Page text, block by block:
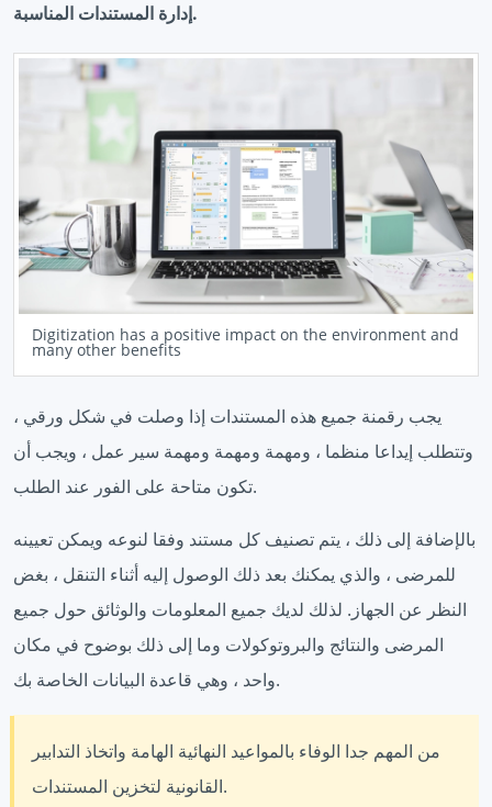
إدارة المستندات المناسبة.
Digitization has a positive impact on the environment and
many other benefits
يجب رقمنة جميع هذه المستندات إذا وصلت في شكل ورقي ،
وتتطلب إيداعا منظما ، ومهمة ومهمة ومهمة سير عمل ، ويجب أن
تكون متاحة على الفور عند الطلب.
بالإضافة إلى ذلك ، يتم تصنيف كل مستند وفقا لنوعه ويمكن تعيينه
للمرضى ، والذي يمكنك بعد ذلك الوصول إليه أثناء التنقل ، بغض
النظر عن الجهاز. لذلك لديك جميع المعلومات والوثائق حول جميع
المرضى والنتائج والبروتوكولات وما إلى ذلك بوضوح في مكان
واحد ، وهي قاعدة البيانات الخاصة بك.
من المهم جدا الوفاء بالمواعيد النهائية الهامة واتخاذ التدابير
القانونية لتخزين المستندات.